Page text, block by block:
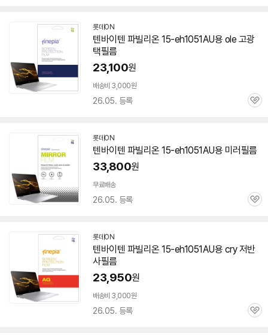
롯데ON
텐바이텐 파빌리온 15-eh1051AU용 ole 고광
택필름
23,100원
배송비 3,000원
26.05. 등록
관
롯데ON
텐바이텐 파빌리온 15-eh1051AU용 미러필름
33,800원
무료배송
26.05. 등록
관
롯데ON
텐바이텐 파빌리온 15-eh1051AU용 cry 저반
사필름
23,950원
배송비 3,000원
26.05. 등록
관